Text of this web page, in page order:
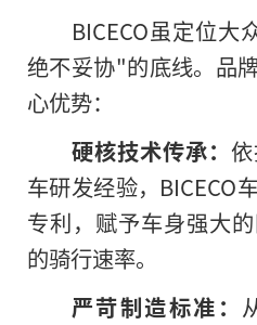
BICECO虽定位
绝不妥协"的底线。品
心优势：
硬核技术传承：
车研发经验，BICECO
专利，赋予车身强大
的骑行速率。
严苛制造标准：